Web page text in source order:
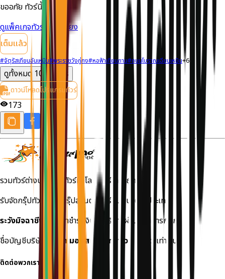
ขออภัย ทัวร์นี้เต็มแล้ว
ดูแพ็คเกจทัวร์ที่ใกล้เคียง
เต็มแล้ว
#จัตุรัสเทียนอันเหมิน#พระราชวังกู่กง#หอฟ้าเทียนถาน#ถนนโบราณเฉียนเหมิน+6
ดูทั้งหมด 10รายการ
ดาวน์โหลดโปรแกรมทัวร์
173
รวมทัวร์ต่างประเทศ ทัวร์ทั่วโลก ทัวร์ราคาถูก
รับจัดกรุ๊ปทัวร์เหมา กรุ๊ปส่วนตัว ทัวร์สัมมนาต่างประเทศ
ระวังมิจฉาชีพ!
กรุณาชำระเงินค่าบริการผ่านธนาคารกสิกร
ชื่อบัญชีบริษัท
บริษัท มอนสเตอร์ ทราเวล จำกัด เท่านั้น
ติดต่อพวกเรา